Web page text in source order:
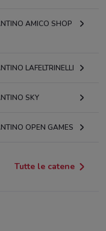
AMICO SHOP
LAFELTRINELLI
SKY
OPEN GAMES
Tutte le catene